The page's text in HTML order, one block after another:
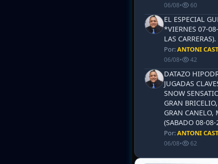
06/08• 60
EL ESPECIAL
*VIERNES 07-
LAS
Por:ANTONI
06/08• 42
DATAZO
JUGADAS
SNOW
GRAN
GRAN CANELO,
(SABADO 08-
Por:ANTONI
06/08• 62